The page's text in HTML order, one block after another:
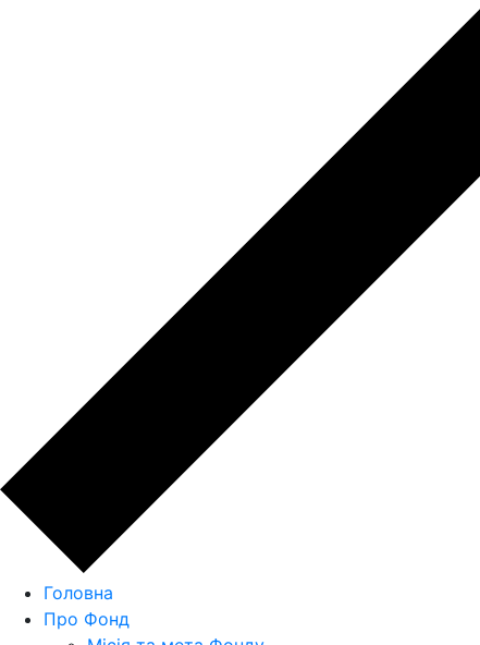
Головна
Про Фонд